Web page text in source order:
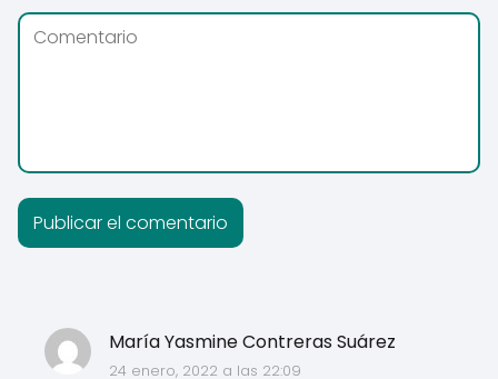
María Yasmine Contreras Suárez
24 enero, 2022 a las 22:09